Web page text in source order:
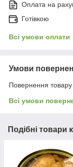
Оплата на
Готівкою
Всі умови оплати
Умови
Повернення
Всі умови
Подібні товари